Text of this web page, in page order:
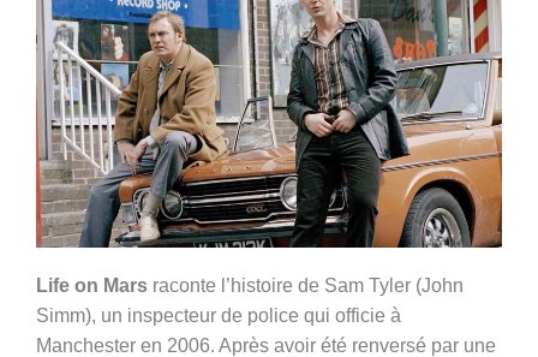
Life on Mars raconte l’histoire de Sam Tyler (John
Simm), un inspecteur de police qui officie à
Manchester en 2006. Après avoir été renversé par une